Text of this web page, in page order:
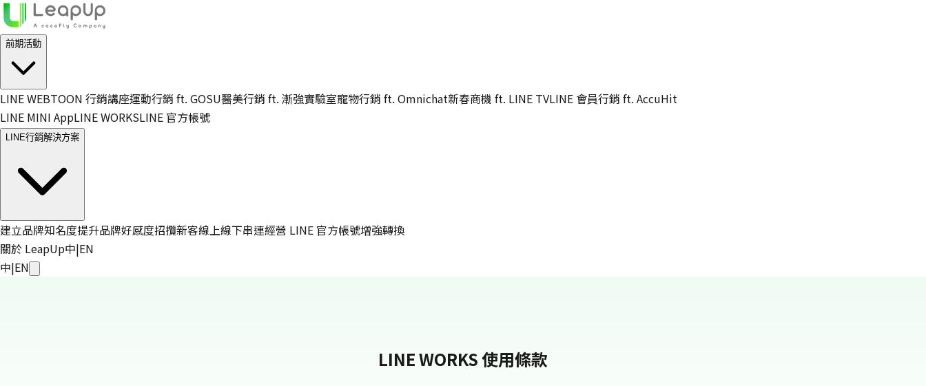
前期活動
LINE WEBTOON 行銷講座運動行銷 ft. GOSU醫美行銷 ft. 漸強實驗室寵物行銷 ft. Omnichat新春商機 ft. LINE TVLINE 會員行銷 ft. AccuHit
LINE MINI AppLINE WORKSLINE 官方帳號
LINE行銷解決方案
建立品牌知名度提升品牌好感度招攬新客線上線下串連經營 LINE 官方帳號增強轉換
關於 LeapUp中|EN
中|EN
LINE WORKS 使用條款